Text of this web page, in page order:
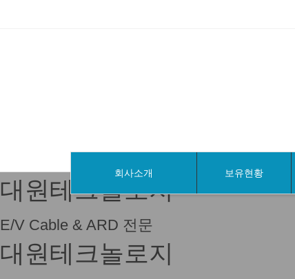
회사소개 보유현황
대원테크놀로지
E/V Cable & ARD 전문
대원테크놀로지